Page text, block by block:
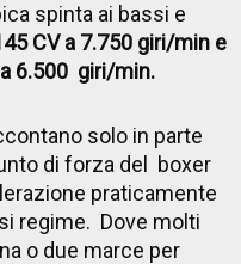
spinta ai bassi e
CV a 7.750 giri/min e
6.500 giri/min.
solo in parte
di forza del boxer
praticamente
regime. Dove molti
o due marce per